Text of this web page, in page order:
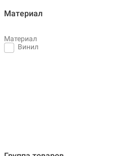
Материал
Материал
Винил